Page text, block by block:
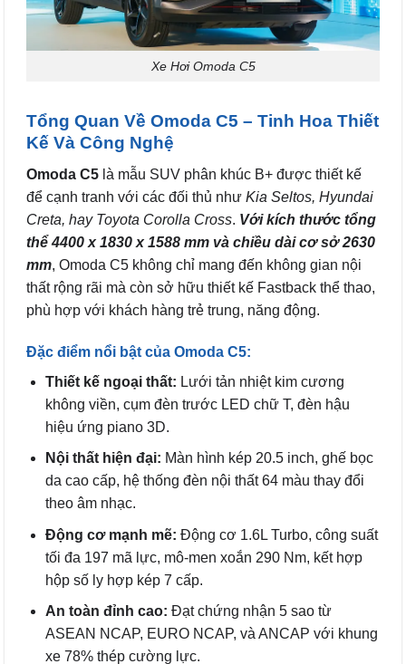
Xe Hơi Omoda C5
Tổng Quan Về Omoda C5 – Tinh Hoa Thiết
Kế Và Công Nghệ
Omoda C5 là mẫu SUV phân khúc B+ được thiết kế
để cạnh tranh với các đối thủ như Kia Seltos, Hyundai
Creta, hay Toyota Corolla Cross. Với kích thước tổng
thể4400 x 1830 x 1588 mm và chiều dài cơ sở 2630
mm, Omoda C5 không chỉ mang đến không gian nội
thất rộng rãi mà còn sở hữu thiết kế Fastback thể thao,
phù hợp với khách hàng trẻ trung, năng động.
Đặc điểm nổi bật của Omoda C5:
Thiết kế ngoại thất: Lưới tản nhiệt kim cương
không viền, cụm đèn trước LED chữ T, đèn hậu
hiệu ứng piano 3D.
Nội thất hiện đại: Màn hình kép 20.5 inch, ghế bọc
da cao cấp, hệ thống đèn nội thất 64 màu thay đổi
theo âm nhạc.
Động cơ mạnh mẽ: Động cơ 1.6L Turbo, công suất
tối đa 197 mã lực, mô-men xoắn 290 Nm, kết hợp
hộp số ly hợp kép 7 cấp.
An toàn đỉnh cao: Đạt chứng nhận 5 sao từ
ASEAN NCAP, EURO NCAP, và ANCAP với khung
xe 78% thép cường lực.